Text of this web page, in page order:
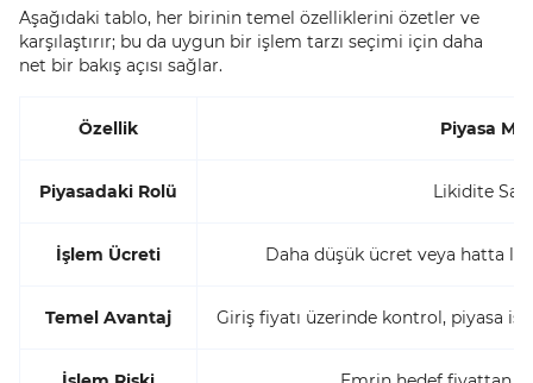
Aşağıdaki tablo, her birinin temel özelliklerini özetler ve
karşılaştırır; bu da uygun bir işlem tarzı seçimi için daha
net bir bakış açısı sağlar.
Özellik Piyasa
Piyasadaki Rolü Likidite
İşlem Ücreti Daha düşük ücret veya hatta
Temel Avantaj Giriş fiyatı üzerinde kontrol, piyasa